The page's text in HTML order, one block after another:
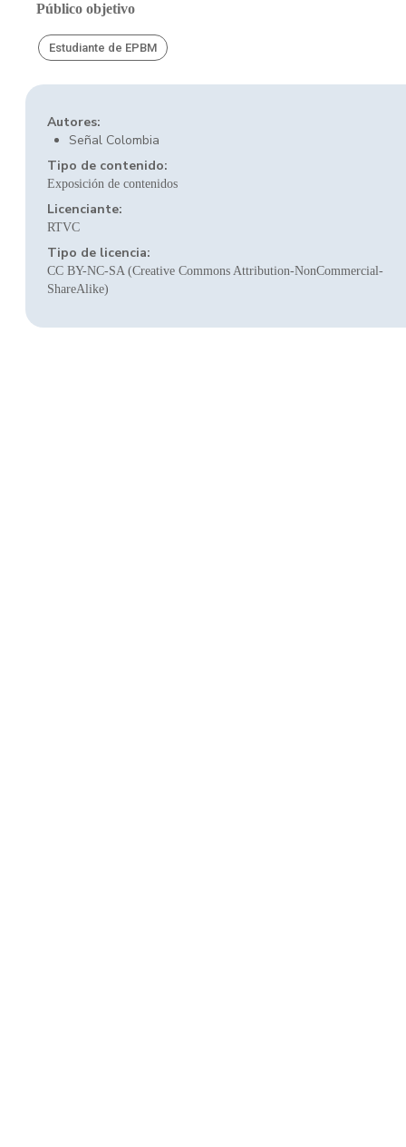
Público objetivo
Estudiante de EPBM
Autores:
Señal Colombia
Tipo de contenido:
Exposición de contenidos
Licenciante:
RTVC
Tipo de licencia:
CC BY-NC-SA (Creative Commons Attribution-NonCommercial-
ShareAlike)